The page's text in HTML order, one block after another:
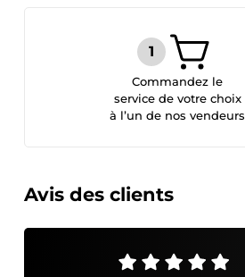
Commandez le
service de votre choix
à l’un de nos vendeurs
Avis des clients